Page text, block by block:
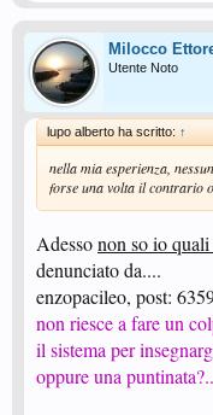
Milocco
Utente Noto
lupo alberto ha scritto: ↑
nella mia esperienza,
forse una volta il contrario
Adessonon so io
denunciato da....
enzopacileo, post:
non riesce a fare un
il sistema per
oppure una